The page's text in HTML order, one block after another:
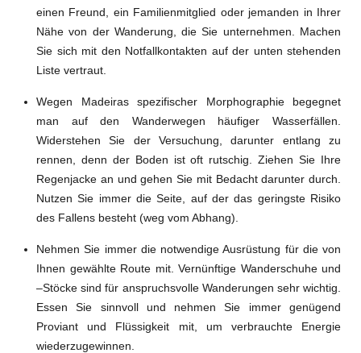
einen Freund, ein Familienmitglied oder jemanden in Ihrer
Nähe von der Wanderung, die Sie unternehmen. Machen
Sie sich mit den Notfallkontakten auf der unten stehenden
Liste vertraut.
Wegen Madeiras spezifischer Morphographie begegnet
man auf den Wanderwegen häufiger Wasserfällen.
Widerstehen Sie der Versuchung, darunter entlang zu
rennen, denn der Boden ist oft rutschig. Ziehen Sie Ihre
Regenjacke an und gehen Sie mit Bedacht darunter durch.
Nutzen Sie immer die Seite, auf der das geringste Risiko
des Fallens besteht (weg vom Abhang).
Nehmen Sie immer die notwendige Ausrüstung für die von
Ihnen gewählte Route mit. Vernünftige Wanderschuhe und
–Stöcke sind für anspruchsvolle Wanderungen sehr wichtig.
Essen Sie sinnvoll und nehmen Sie immer genügend
Proviant und Flüssigkeit mit, um verbrauchte Energie
wiederzugewinnen.